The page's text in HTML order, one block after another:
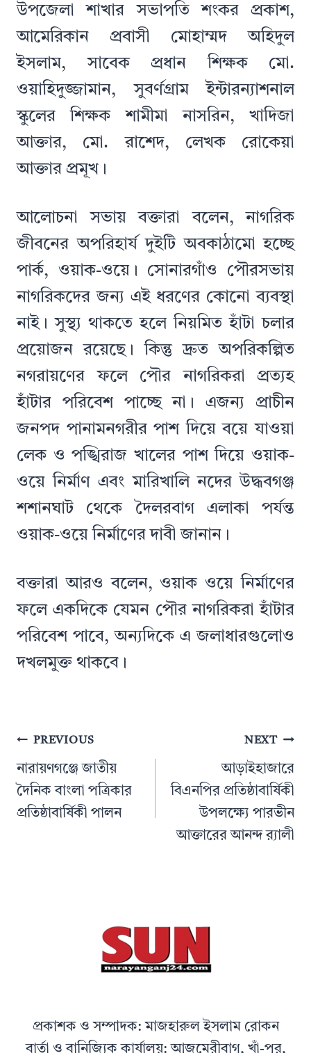
উপজেলা শাখার সভাপতি শংকর প্রকাশ,
আমেরিকান প্রবাসী মোহাম্মদ অহিদুল
ইসলাম, সাবেক প্রধান শিক্ষক মো.
ওয়াহিদুজ্জামান, সুবর্ণগ্রাম ইন্টারন্যাশনাল
স্কুলের শিক্ষক শামীমা নাসরিন, খাদিজা
আক্তার, মো. রাশেদ, লেখক রোকেয়া
আক্তার প্রমূখ।
আলোচনা সভায় বক্তারা বলেন, নাগরিক
জীবনের অপরিহার্য দুইটি অবকাঠামো হচ্ছে
পার্ক, ওয়াক-ওয়ে। সোনারগাঁও পৌরসভায়
নাগরিকদের জন্য এই ধরণের কোনো ব্যবস্থা
নাই। সুস্থ্য থাকতে হলে নিয়মিত হাঁটা চলার
প্রয়োজন রয়েছে। কিন্তু দ্রুত অপরিকল্পিত
নগরায়ণের ফলে পৌর নাগরিকরা প্রত্যহ
হাঁটার পরিবেশ পাচ্ছে না। এজন্য প্রাচীন
জনপদ পানামনগরীর পাশ দিয়ে বয়ে যাওয়া
লেক ও পঙ্খিরাজ খালের পাশ দিয়ে ওয়াক-
ওয়ে নির্মাণ এবং মারিখালি নদের উদ্ধবগঞ্জ
শশানঘাট থেকে দৈলরবাগ এলাকা পর্যন্ত
ওয়াক-ওয়ে নির্মাণের দাবী জানান।
বক্তারা আরও বলেন, ওয়াক ওয়ে নির্মাণের
ফলে একদিকে যেমন পৌর নাগরিকরা হাঁটার
পরিবেশ পাবে, অন্যদিকে এ জলাধারগুলোও
দখলমুক্ত থাকবে।
PostPREVIOUS
নারায়ণগঞ্জে জাতীয়
দৈনিক বাংলা পত্রিকার
প্রতিষ্ঠাবার্ষিকী পালন
NEXT
আড়াইহাজারে
বিএনপির প্রতিষ্ঠাবার্ষিকী
উপলক্ষ্যে পারভীন
আক্তারের আনন্দ র‍্যালী
প্রকাশক ও সম্পাদক: মাজহারুল ইসলাম রোকন
বার্তা ও বানিজ্যিক কার্যালয়: আজমেরীবাগ, খাঁ-পুর,